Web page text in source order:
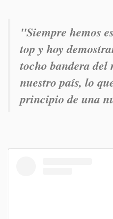
"Siempre hemos
top y hoy
tocho bandera del
nuestro país, lo
principio de una